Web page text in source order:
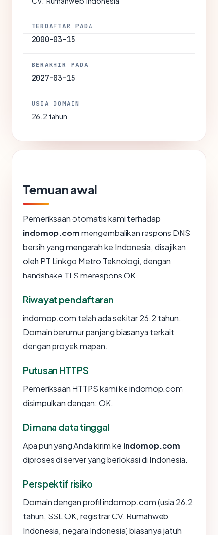
TERDAFTAR PADA
2000-03-15
BERAKHIR PADA
2027-03-15
USIA DOMAIN
26.2 tahun
Temuan awal
Pemeriksaan otomatis kami terhadap
indomop.commengembalikan respons DNS
bersih yang mengarah ke Indonesia, disajikan
oleh PT Linkgo Metro Teknologi, dengan
handshake TLS merespons OK.
Riwayat pendaftaran
indomop.com telah ada sekitar 26.2 tahun.
Domain berumur panjang biasanya terkait
dengan proyek mapan.
Putusan HTTPS
Pemeriksaan HTTPS kami ke indomop.com
disimpulkan dengan: OK.
Di mana data tinggal
Apa pun yang Anda kirim ke indomop.com
diproses di server yang berlokasi di Indonesia.
Perspektif risiko
Domain dengan profil indomop.com (usia 26.2
tahun, SSL OK, registrar CV. Rumahweb
Indonesia, negara Indonesia) biasanya jatuh